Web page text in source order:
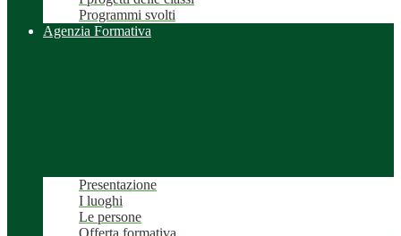
Programmi svolti
Agenzia Formativa
Presentazione
I luoghi
Le persone